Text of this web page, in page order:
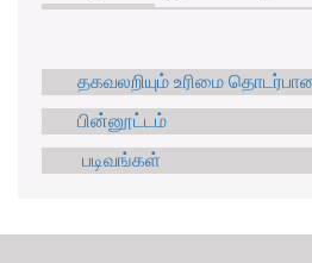
தகவலறியும் உரிமை
பின்னூட்டம்
படிவங்கள்